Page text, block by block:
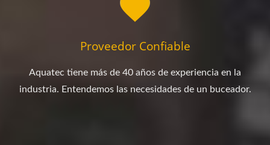
Proveedor Confiable
Aquatec tiene más de 40 años de experiencia en la
industria. Entendemos las necesidades de un buceador.